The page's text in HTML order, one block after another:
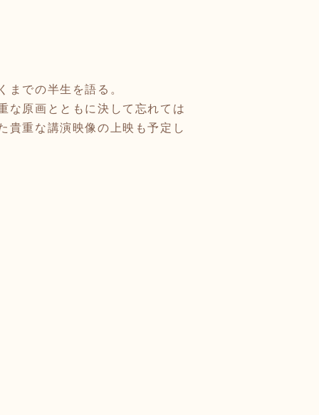
までの半生を語る。
な原画とともに決して忘れては
貴重な講演映像の上映も予定し